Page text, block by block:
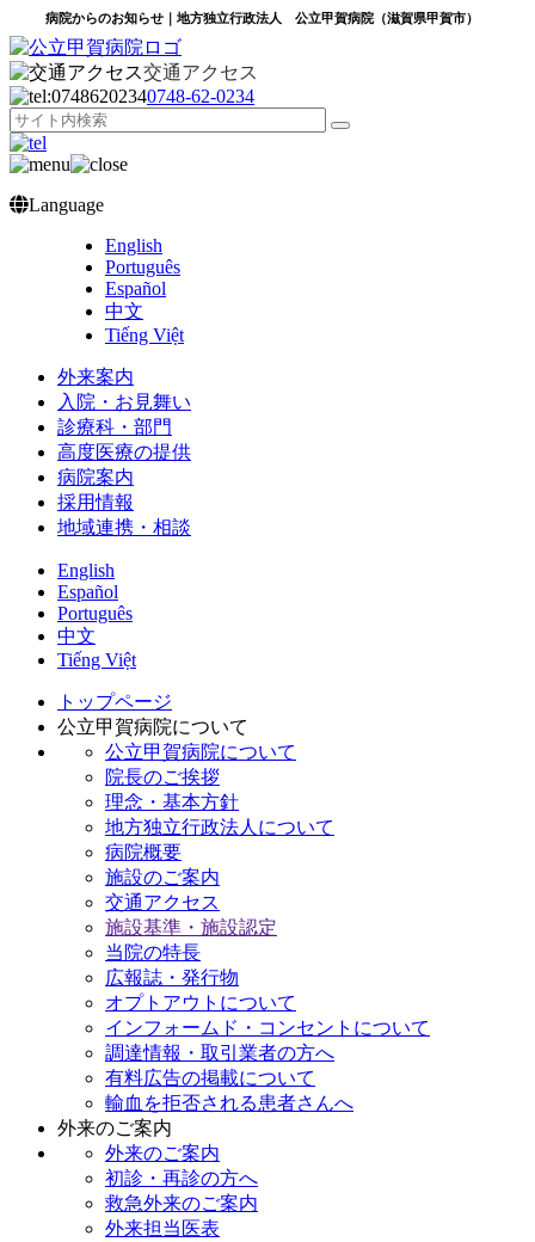
病院からのお知らせ｜地方独立行政法人 公立甲賀病院（滋賀県甲賀市）
交通アクセス
0748‐62‐0234
Language
English
Português
Español
中文
Tiếng Việt
外来案内
入院・お見舞い
診療科・部門
高度医療の提供
病院案内
採用情報
地域連携・相談
English
Español
Português
中文
Tiếng Việt
トップページ
公立甲賀病院について
公立甲賀病院について
院長のご挨拶
理念・基本方針
地方独立行政法人について
病院概要
施設のご案内
交通アクセス
施設基準・施設認定
当院の特長
広報誌・発行物
オプトアウトについて
インフォームド・コンセントについて
調達情報・取引業者の方へ
有料広告の掲載について
輸血を拒否される患者さんへ
外来のご案内
外来のご案内
初診・再診の方へ
救急外来のご案内
外来担当医表